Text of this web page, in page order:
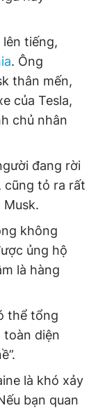
tiếng,
. Ông
thân mến,
của Tesla,
chủ nhân
đang rời
cũng tỏ ra rất
không
ủng hộ
là hàng
thể tổng
toàn diện
là khó xảy
bạn quan